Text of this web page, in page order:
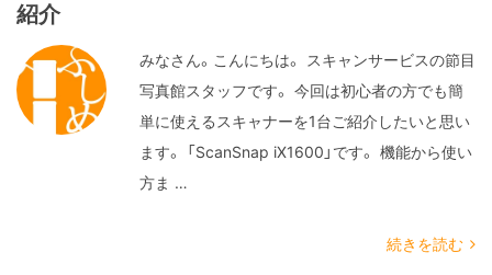
紹介
みなさん。こんにちは。 スキャンサービスの節目
写真館スタッフです。 今回は初心者の方でも簡
単に使えるスキャナーを1台ご紹介したいと思い
ます。 「ScanSnap iX1600」です。 機能から使い
方ま …
続きを読む